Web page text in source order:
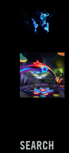
SEARCH